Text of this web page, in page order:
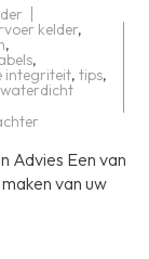
kelder,
,
,
integriteit, tips,
waterdicht
voor
het
Waterdicht
Maken
Advies Een van
van uw